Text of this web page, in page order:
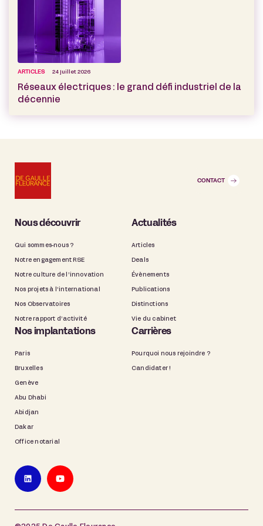
ARTICLES 24 juillet 2026
Réseaux électriques : le grand défi industriel de la
décennie
CONTACT
Nous découvrir
Qui sommes-nous ?
Notre engagement RSE
Notre culture de l’innovation
Nos projets à l’international
Nos Observatoires
Notre rapport d’activité
Actualités
Articles
Deals
Évènements
Publications
Distinctions
Vie du cabinet
Nos implantations
Paris
Bruxelles
Genève
Abu Dhabi
Abidjan
Dakar
Office notarial
Carrières
Pourquoi nous rejoindre ?
Candidater !